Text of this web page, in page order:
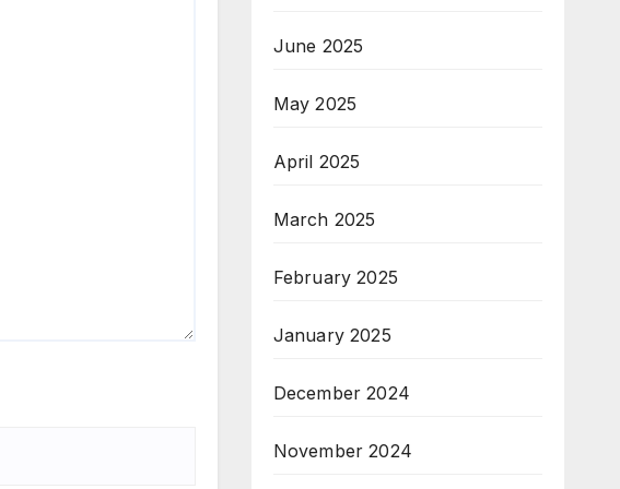
June 2025
May 2025
April 2025
March 2025
February 2025
January 2025
December 2024
November 2024